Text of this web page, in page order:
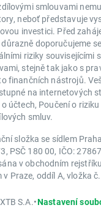
smlouvami
neboť představuje
investici. Před
doporučujeme
riziky souvisejícími
stejně tak jako s
finančních nástrojů.
na internetových
účtech, Poučení o
smluv.
složka se sídlem
PSČ 180 00, IČO:
v obchodním
Praze, oddíl A, vložka
S.A.•Nastavení